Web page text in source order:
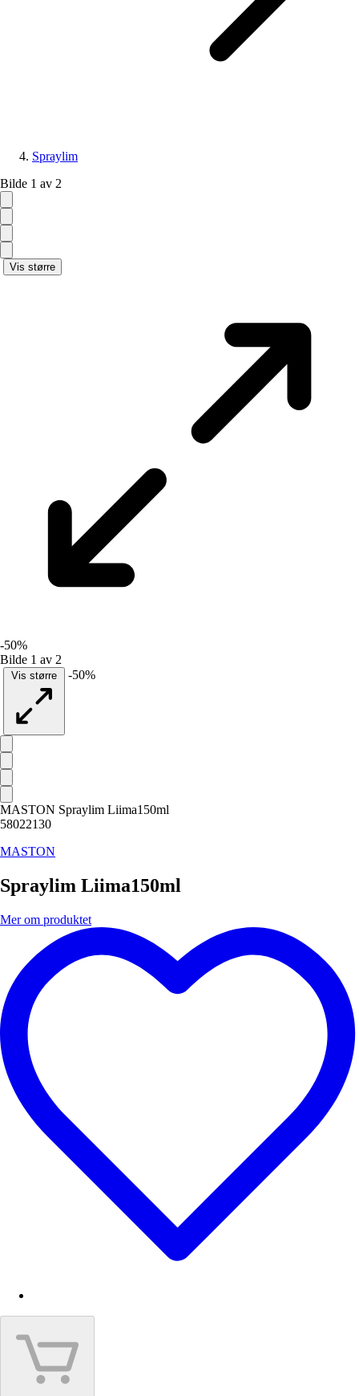
Spraylim
Bilde 1 av 2
Vis større
-50%
Bilde 1 av 2
Vis større -50%
MASTON Spraylim Liima150ml
58022130
MASTON
Spraylim Liima150ml
Mer om produktet